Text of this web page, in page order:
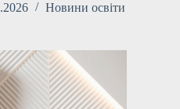
Новини освіти